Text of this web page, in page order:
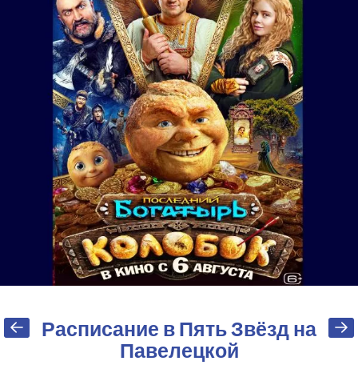
Расписание в Пять Звёзд на
Павелецкой